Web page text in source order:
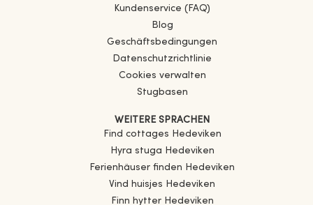
Kundenservice (FAQ)
Blog
Geschäftsbedingungen
Datenschutzrichtlinie
Cookies verwalten
Stugbasen
WEITERE SPRACHEN
Find cottages
Hedeviken
Hyra stuga
Hedeviken
Ferienhäuser finden
Hedeviken
Vind huisjes
Hedeviken
Finn hytter Hedeviken